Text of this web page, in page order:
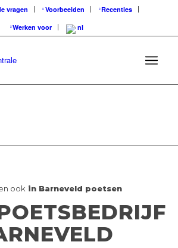
vragen Voorbeelden
Recenties
Werken voor
ook in Barneveld poetsen